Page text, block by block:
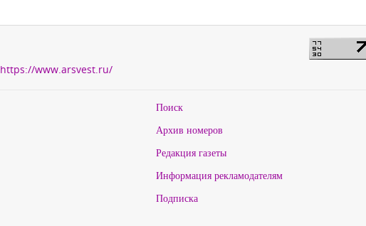
https://www.arsvest.ru/
Поиск
Архив номеров
Редакция газеты
Информация рекламодателям
Подписка